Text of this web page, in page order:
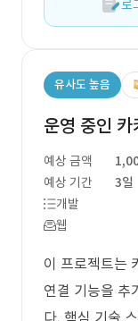
로
유사도 높음
운영 중인
예상 금액
예상 기간
3일
개발
웹
이 프로젝트는
연결 기능을 추
다. 핵심 기술